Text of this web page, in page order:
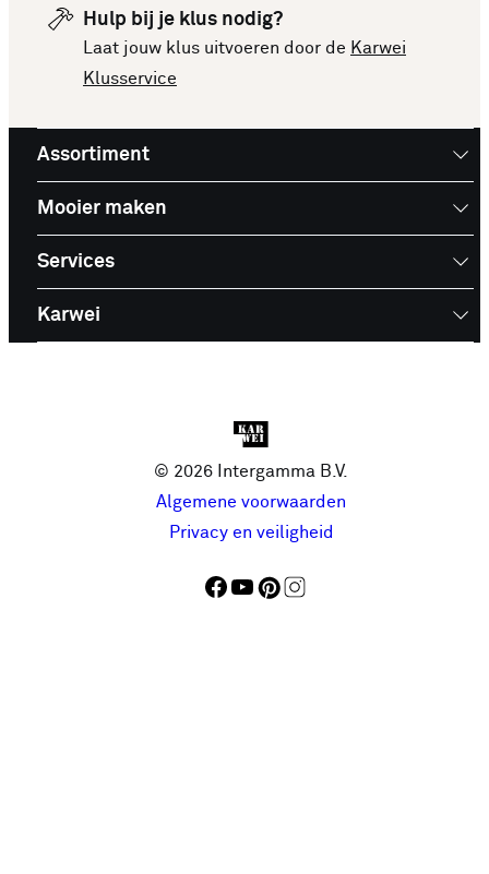
Hulp bij je klus nodig?
Laat jouw klus uitvoeren door de Karwei
Klusservice
Assortiment
Mooier maken
Services
Karwei
© 2026 Intergamma B.V.
Algemene voorwaarden
Privacy en veiligheid